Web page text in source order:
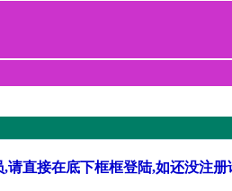
请直接在底下框框登陆,如还没注